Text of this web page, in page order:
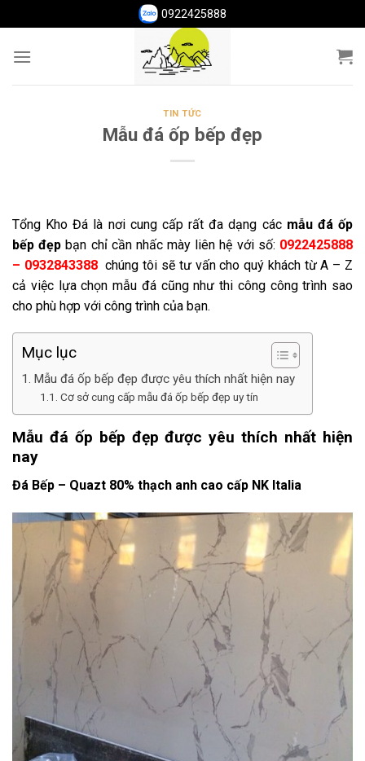
to
content
0922425888
TIN TỨC
Mẫu đá ốp bếp đẹp
Tổng Kho Đá là nơi cung cấp rất đa dạng các mẫu đá ốp
bếp đẹpbạn chỉ cần nhấc mày liên hệ với số: 0922425888
– 0932843388chúng tôi sẽ tư vấn cho quý khách từ A – Z
cả việc lựa chọn mẫu đá cũng như thi công công trình sao
cho phù hợp với công trình của bạn.
Mục lục
Mẫu đá ốp bếp đẹp được yêu thích nhất hiện nay
Cơ sở cung cấp mẫu đá ốp bếp đẹp uy tín
Mẫu đá ốp bếp đẹp được yêu thích nhất hiện
nay
Đá Bếp – Quazt 80% thạch anh cao cấp NK Italia